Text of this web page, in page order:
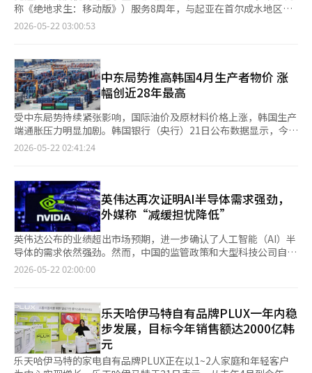
学、中学和高中会根据假期安排停课，但托管班、课后项目和学校
设施开放情况可能因学校和教育局的政策而异。 职工的上班情况
也需根据各企业确认。常规员工超过5人的企业，政府机关的假期
人以上30人以下的民营企业也适用政府机关假期和替代假期的带薪
休假保障。然而，少于5人的企业可能不在适用范围内，因此需要
确认劳动规章或劳动合同。 股市也将休市。国内证券市场将于5月
25日因佛诞节替代假期而休市。股票、ETF、ETN、ELW等证券市
场交易将暂停，投资者需确认假期前后的结算日和订单时间。 大
多数银行营业网点也预计将关闭。替代假期通常不包括在金融行业
的营业日内。然而，移动银行、网上银行和ATM等非面对面金融服
务仍可像平常假期一样使用。部分机场、兑换中心等特殊营业网点
运营情况因机构而异。假期期间，许多社区诊所会休诊，但急诊室
仍会开放。夜间和假日诊疗的医院及营业的药店因地区而异，因此
建议在前往之前电话确认。急救医疗门户网站E-Gen提供急诊室、
夜间和假日诊疗医院及药店的信息，而假日值班药店则可帮助寻找
假期营业的药店。 快递服务需根据各公司政策确认。替代假期期
间，普通快递配送可能会受到限制或延迟，但并非所有快递公司和
配送服务的运营方式相同。凌晨配送、当日配送、便利店快递及自
有配送网络的在线商店等的运营政策可能各不相同。如果计划在假
称《绝地求生：移动版》）服务8周年，与起亚在首尔成水地区启
动了线上游戏与线下体验型快闪活动。此举旨在加强与用户的直接
Ground。该项目以两个磁场交汇的“第8区域”为概念，结合了
《绝地求生：移动版》的核心元素和起亚的电动出行，形成了合作
项目。 《绝地求生：移动版》是克拉夫顿将PC原作游戏《绝地求
生》（PUBG: Battlegrounds）移植到移动平台的游戏，2018年
推出。作为克拉夫顿的主要收入来源之一，《绝地求生》知识产权
（IP）已经发展壮大。因此，克拉夫顿通过推出《绝地求生：移动
版》、《绝地求生：移动版印度》等多个版本，致力于《绝地求
生》IP的长期运营。根据克拉夫顿第一季度的业绩，绝地求生PC&
水现场，克拉夫顿《绝地求生：移动版》市场营销负责人表
示：“自《绝地求生：移动版》服务开始以来，已经过去8年，和
长期游戏玩家的沟通变得尤为重要。因此，我们准备了此次线下体
验区，以便与用户进行更多的交流。” 克拉夫顿与起亚的合作正
是基于此。《绝地求生：移动版》及克拉夫顿的绝地求生游戏属于
开放世界射击类型。在《绝地求生：移动版》中，玩家需要驾驶汽
车、公交车和摩托车，随着时间的推移，向逐渐缩小的磁场内移
动，这成为了主要内容。克拉夫顿利用这一点，将车辆带到游戏
牌合作，使用的起亚车辆品牌包括EV3、EV4和PV5三种。这些是
起亚电动系列的代表车型，在此次合作中作为游戏内车辆皮肤和线
下快闪活动的主要物件。 《绝地求生：移动版》之前曾与保时捷
等全球汽车品牌进行过合作。通过此次合作，起亚希望将电动车系
列更亲切地传达给年轻玩家，而《绝地求生：移动版》则计划将真
实车辆融入游戏世界，提供更具现实感的合作内容。 位于뚝섬역附
2026-05-22 03:00:53
中东局势推高韩国4月生产者物价 涨
幅创近28年最高
受中东局势持续紧张影响，国际油价及原材料价格上涨，韩国生产
端通胀压力明显加剧。韩国银行（央行）21日公布数据显示，今年
4月韩国生产者物价指数（以2020年基准为100）达到128.43，环
油和煤炭制品价格环比上涨31.9%，同比涨幅达到73.9%，为2022
年6月以来最高水平。具体来看，溶剂价格环比上涨94.8%，柴油
上涨20.7%。央行表示，汽油、柴油、煤油以及航空燃油价格持续
上涨，是推动整体生产成本上升的主要原因。 与此同时，反映进
口商品价格变化的韩国国内供应物价指数4月环比上涨5.2%。其
中，原材料价格暴涨28.5%，创下1980年开始统计以来最大涨
幅；中间品和最终产品价格也分别上涨4.3%和0.5%。包含出口产
品在内的总产出物价指数同样上涨3.9%，显示韩国整体产业链成
农产品和水产品价格均有所回落。不过，服务业价格仍上涨
0.8%。其中，金融与保险服务价格同比上涨26.2%，创下1995年
相关统计开始以来最高水平，主要受到韩国股市上涨带动委托交易
手续费大幅增加影响。 央行指出，中东战争导致原材料供应链不
稳定，加之国际能源价格持续高位运行，相关影响正逐步向韩国国
内多个行业扩散，并可能进一步传导至消费端，成为推动消费者物
2026-05-22 02:41:24
英伟达再次证明AI半导体需求强劲，
外媒称“减缓担忧降低”
英伟达公布的业绩超出市场预期，进一步确认了人工智能（AI）半
导体的需求依然强劲。然而，中国的监管政策和大型科技公司自研
芯片的发展被认为是未来的负担因素。 根据路透社和美联社等媒
场预期的789亿美元。 推动业绩增长的主要因素是数据中心业务。
数据中心的营收为752亿美元，同比激增92%。对图形处理单元
（GPU）、网络设备和服务器系统的需求推动了这一增长，这些都
是AI开发和服务运营所需的。 下一个季度的展望也超出了市场的预
期。英伟达预计第二季度（5月至7月）的营收将达到910亿美元，
2026-05-22 02:00:00
乐天哈伊马特自有品牌PLUX一年内稳
步发展，目标今年销售额达2000亿韩
元
乐天哈伊马特的家电自有品牌PLUX正在以1~2人家庭和年轻客户